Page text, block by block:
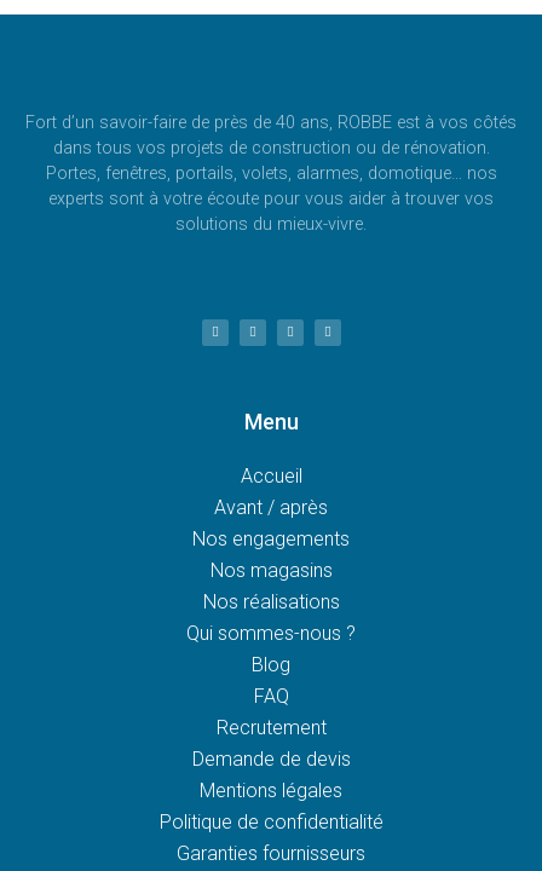
Fort d’un savoir-faire de près de 40 ans, ROBBE est à vos côtés
dans tous vos projets de construction ou de rénovation.
Portes, fenêtres, portails, volets, alarmes, domotique… nos
experts sont à votre écoute pour vous aider à trouver vos
solutions du mieux-vivre.
Menu
Accueil
Avant / après
Nos engagements
Nos magasins
Nos réalisations
Qui sommes-nous ?
Blog
FAQ
Recrutement
Demande de devis
Mentions légales
Politique de confidentialité
Garanties fournisseurs